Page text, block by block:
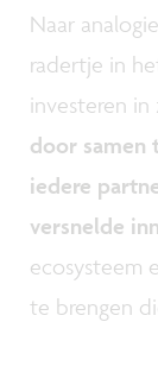
Naar
radertje in
investeren
door samen
iedere
versnelde
ecosysteem
te brengen